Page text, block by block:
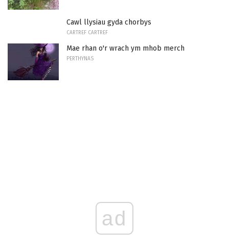
Cawl llysiau gyda chorbys
CARTREF CARTREF
Mae rhan o'r wrach ym mhob merch
PERTHYNAS
ad